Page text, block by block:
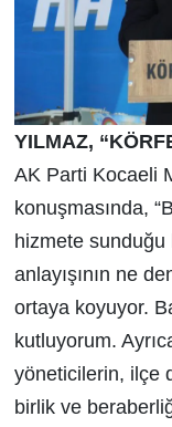
YILMAZ,
AK Parti Kocaeli
konuşmasında,
hizmete
anlayışının ne
ortaya koyuyor.
kutluyorum.
yöneticilerin, ilçe
birlik ve